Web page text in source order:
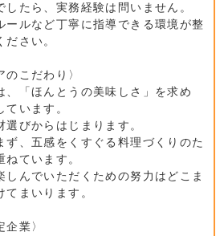
たら、実務経験は問いません。
ールなど丁寧に指導できる環境が整
さい。
のこだわり〉
、「ほんとうの美味しさ」を求め
います。
びからはじまります。
ず、五感をくすぐる料理づくりのた
ています。
しんでいただくための努力はどこま
まいります。
企業〉